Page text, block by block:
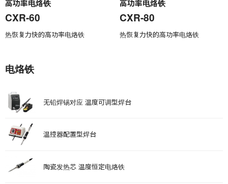
高功率电烙铁
CXR-60
热恢复力快的高功率电烙铁
高功率电烙铁
CXR-80
热恢复力快的高功率电烙铁
电烙铁
无铅焊锡对应 温度可调型焊台
温控器配置型焊台
陶瓷发热芯 温度恒定电烙铁